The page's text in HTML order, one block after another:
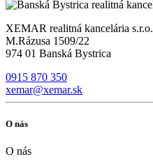
XEMAR realitná kancelária s.r.o.
M.Rázusa 1509/22
974 01 Banská Bystrica
0915 870 350
xemar@xemar.sk
O nás
O nás